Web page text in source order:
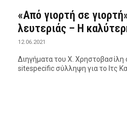
«Από γιορτή σε
λευτεριάς – Η
12.06.2021
Διηγήματα του Χ. Χρηστοβασίλη
sitespecific σύλληψη για το Ιτς